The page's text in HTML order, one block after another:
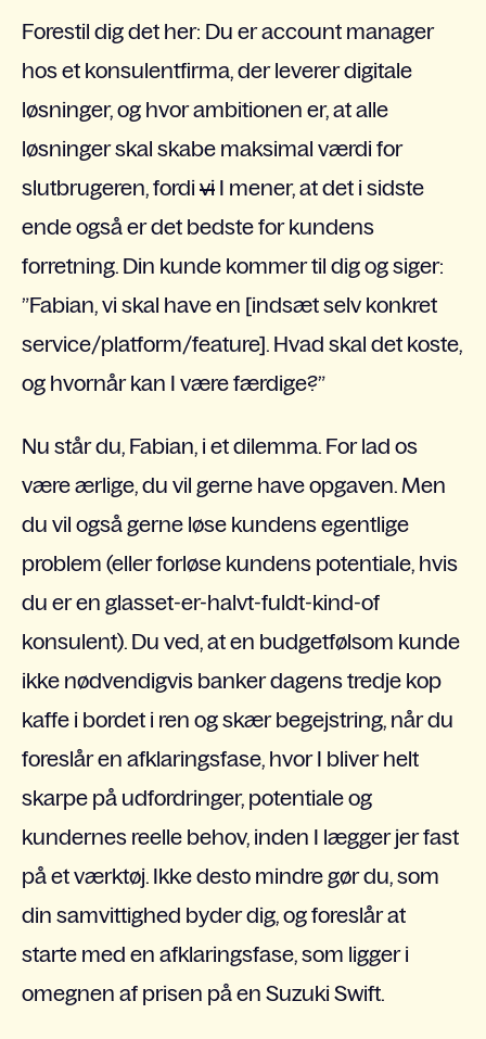
Forestil dig det her: Du er account manager
hos et konsulentfirma, der leverer digitale
løsninger, og hvor ambitionen er, at alle
løsninger skal skabe maksimal værdi for
slutbrugeren, fordivi I mener, at det i sidste
ende også er det bedste for kundens
forretning. Din kunde kommer til dig og siger:
”Fabian, vi skal have en [indsæt selv konkret
service/platform/feature]. Hvad skal det koste,
og hvornår kan I være færdige?”
Nu står du, Fabian, i et dilemma. For lad os
være ærlige, du vil gerne have opgaven. Men
du vil også gerne løse kundens egentlige
problem (eller forløse kundens potentiale, hvis
du er en glasset-er-halvt-fuldt-kind-of
konsulent). Du ved, at en budgetfølsom kunde
ikke nødvendigvis banker dagens tredje kop
kaffe i bordet i ren og skær begejstring, når du
foreslår en afklaringsfase, hvor I bliver helt
skarpe på udfordringer, potentiale og
kundernes reelle behov, inden I lægger jer fast
på et værktøj. Ikke desto mindre gør du, som
din samvittighed byder dig, og foreslår at
starte med en afklaringsfase, som ligger i
omegnen af prisen på en Suzuki Swift.